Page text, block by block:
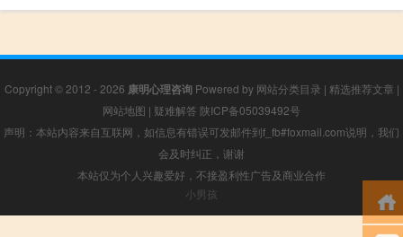
Copyright © 2012 - 2026 康明心理咨询Powered by 网站分类目录 | 精选推荐文章 |
网站地图 | 疑难解答 陕ICP备05039492号
声明：本站内容来自互联网，如信息有错误可发邮件到f_fb#foxmail.com说明，我们
会及时纠正，谢谢
本站仅为个人兴趣爱好，不接盈利性广告及商业合作
小男孩